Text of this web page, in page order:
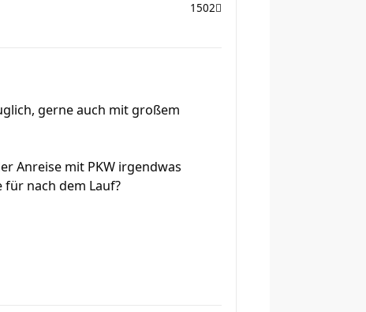
1502
gerne auch mit großem
Anreise mit PKW irgendwas
für nach dem Lauf?